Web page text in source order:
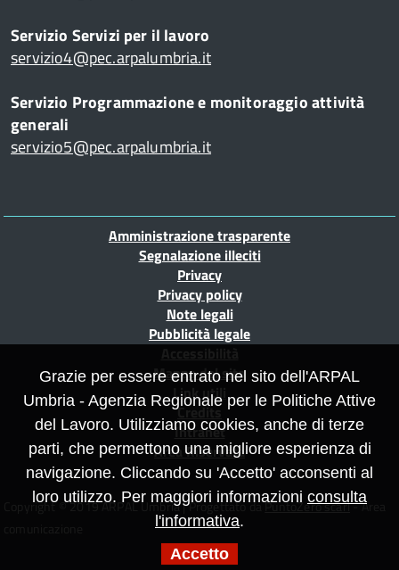
Servizio Servizi per il lavoro
servizio4@pec.arpalumbria.it
Servizio Programmazione e monitoraggio attività
generali
servizio5@pec.arpalumbria.it
Piè
Amministrazione trasparente
Segnalazione illeciti
Privacy
Privacy policy
Note legali
Pubblicità legale
Mappa del sito
Link utili
Credits
Intranet
Area Riservata
Copyright © 2019 ARPAL Umbria | Progettato daPuntoZero scarl- Area
Grazie per essere entrato nel sito dell'ARPAL
Umbria - Agenzia Regionale per le Politiche Attive
del Lavoro. Utilizziamo cookies, anche di terze
parti, che permettono una migliore esperienza di
navigazione. Cliccando su 'Accetto' acconsenti al
loro utilizzo. Per maggiori informazioni consulta
l'informativa.
Accetto